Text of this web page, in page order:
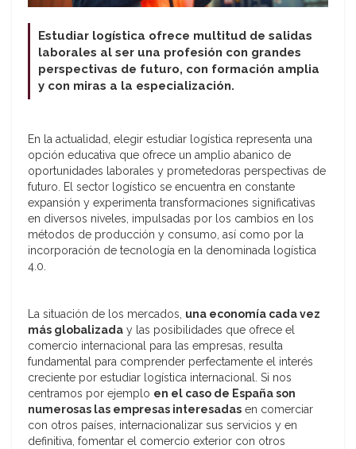
Estudiar logística ofrece multitud de salidas
laborales al ser una profesión con grandes
perspectivas de futuro, con formación amplia
y con miras a la especialización.
En la actualidad, elegir estudiar logística representa una
opción educativa que ofrece un amplio abanico de
oportunidades laborales y prometedoras perspectivas de
futuro. El sector logístico se encuentra en constante
expansión y experimenta transformaciones significativas
en diversos niveles, impulsadas por los cambios en los
métodos de producción y consumo, así como por la
incorporación de tecnología en la denominada logística
4.0.
La situación de los mercados, una economía cada vez
más globalizada y las posibilidades que ofrece el
comercio internacional para las empresas, resulta
fundamental para comprender perfectamente el interés
creciente por estudiar logística internacional. Si nos
centramos por ejemplo en el caso de España son
numerosas las empresas interesadas en comerciar
con otros países, internacionalizar sus servicios y en
definitiva, fomentar el comercio exterior con otros